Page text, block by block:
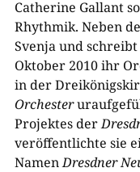
Catherine Gallant
Rhythmik. Neben
Svenja und
Oktober 2010 ihr
in der
Orchester
Projektes der
veröffentlichte sie
NamenDresdner